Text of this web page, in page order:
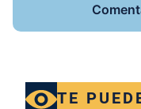
TE